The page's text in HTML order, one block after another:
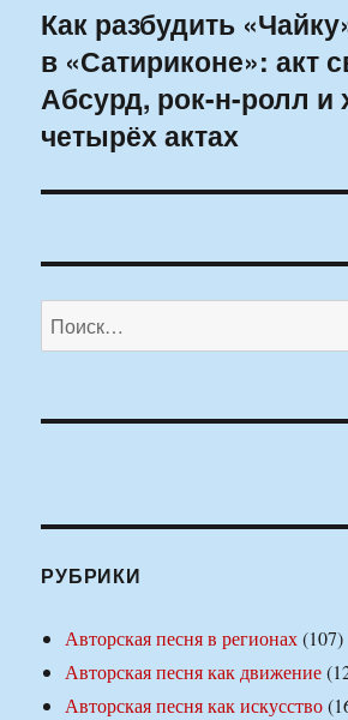
Следующая
запись:
Как разбудить
в «Сатириконе»: акт
Абсурд, рок-н-ролл и
четырёх актах
Искать:
РУБРИКИ
Авторская песня в регионах(107)
Авторская песня как движение
Авторская песня как искусство